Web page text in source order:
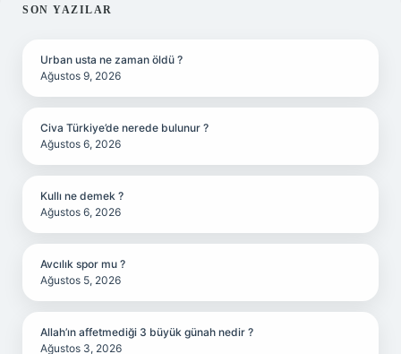
SIDEBAR
SON YAZILAR
Urban usta ne zaman öldü ?
Ağustos 9, 2026
Civa Türkiye’de nerede bulunur ?
Ağustos 6, 2026
Kullı ne demek ?
Ağustos 6, 2026
Avcılık spor mu ?
Ağustos 5, 2026
Allah’ın affetmediği 3 büyük günah nedir ?
Ağustos 3, 2026